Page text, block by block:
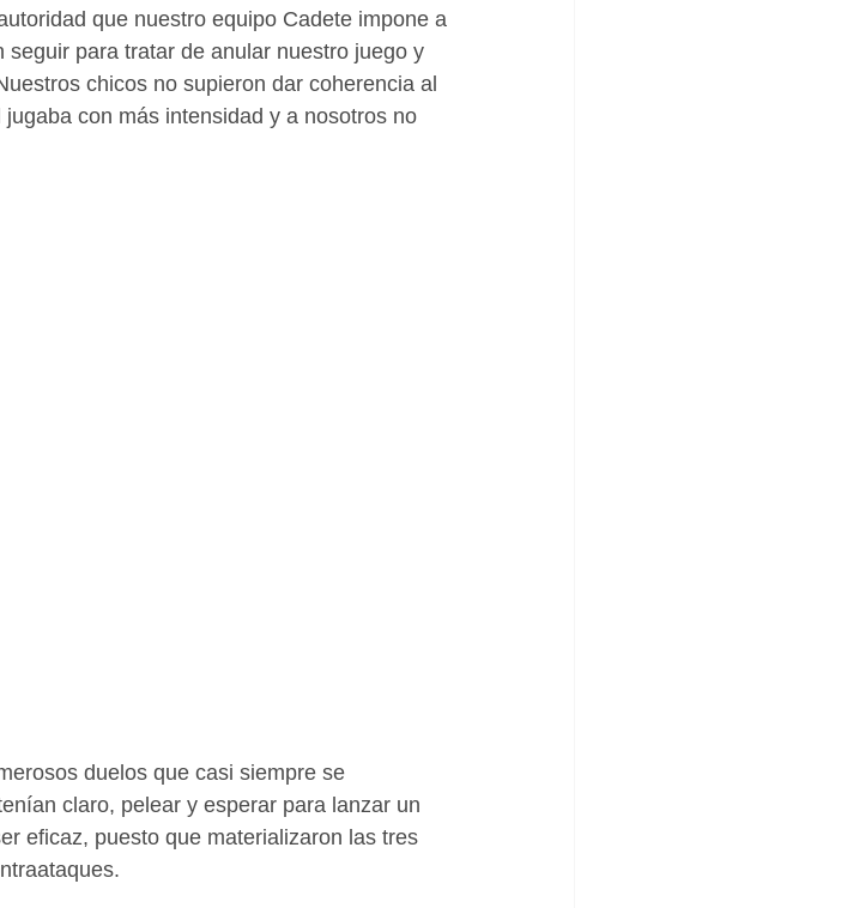
que nuestro equipo Cadete impone a
para tratar de anular nuestro juego y
chicos no supieron dar coherencia al
con más intensidad y a nosotros no
duelos que casi siempre se
claro, pelear y esperar para lanzar un
eficaz, puesto que materializaron las tres